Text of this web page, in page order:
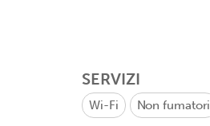
SERVIZI
Wi-Fi Non fumatori